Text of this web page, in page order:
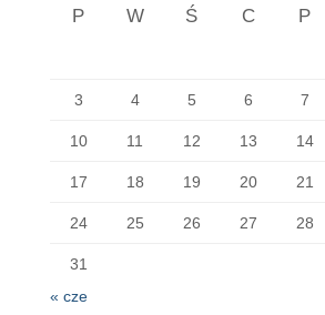
P W Ś C P
3 4 5 6 7
10 11 12 13 14
17 18 19 20 21
24 25 26 27 28
31
« cze